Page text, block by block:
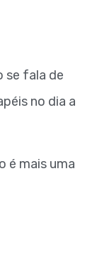
se fala de
no dia a
é mais uma